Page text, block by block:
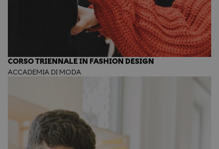
CORSO TRIENNALE IN FASHION DESIGN
ACCADEMIA DI MODA